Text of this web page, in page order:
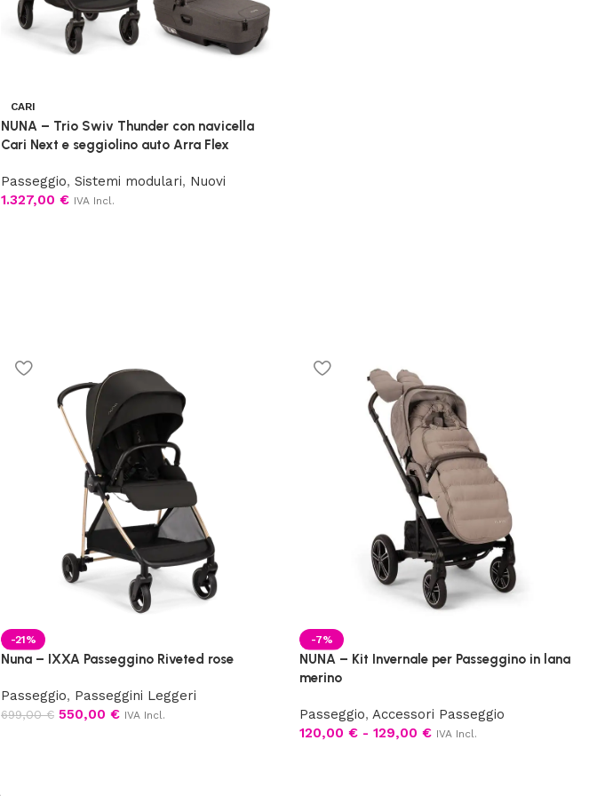
CARI
NUNA – Trio Swiv Thunder con navicella
Cari Next e seggiolino auto Arra Flex
Passeggio, Sistemi modulari, Nuovi
1.327,00 € IVA Incl.
-21%
Nuna – IXXA Passeggino Riveted rose
Passeggio, Passeggini Leggeri
699,00€ 550,00 € IVA Incl.
-7%
NUNA – Kit Invernale per Passeggino in lana
merino
Passeggio, Accessori Passeggio
120,00 € - 129,00 € IVA Incl.